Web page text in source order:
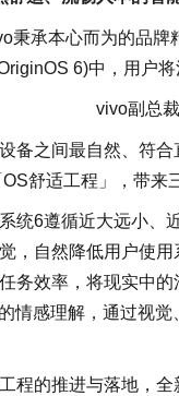
秉承本心而为的品
6)中，用户
vivo副总
备之间最自然、符
舒适工程」，带来
统6遵循近大远小、
，自然降低用户使
务效率，将现实中
情感理解，通过视
程的推进与落地，